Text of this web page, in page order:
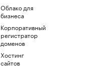
Облако для
бизнеса
Корпоративный
регистратор
доменов
Хостинг
сайтов